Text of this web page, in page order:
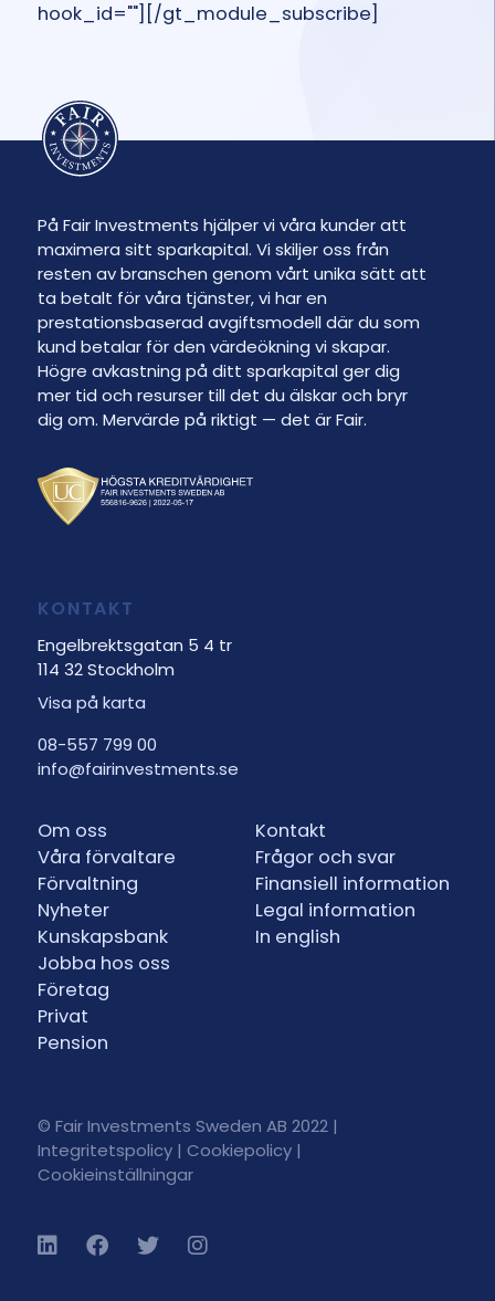
hook_id=""][/gt_module_subscribe]
På Fair Investments hjälper vi våra kunder att
maximera sitt sparkapital. Vi skiljer oss från
resten av branschen genom vårt unika sätt att
ta betalt för våra tjänster, vi har en
prestationsbaserad avgiftsmodell där du som
kund betalar för den värdeökning vi skapar.
Högre avkastning på ditt sparkapital ger dig
mer tid och resurser till det du älskar och bryr
dig om. Mervärde på riktigt — det är Fair.
KONTAKT
Engelbrektsgatan 5 4 tr
114 32 Stockholm
Visa på karta
08-557 799 00
info@fairinvestments.se
Om oss
Våra förvaltare
Förvaltning
Nyheter
Kunskapsbank
Jobba hos oss
Företag
Privat
Pension
Kontakt
Frågor och svar
Finansiell information
Legal information
In english
© Fair Investments Sweden AB 2022 |
Integritetspolicy| Cookiepolicy|
Cookieinställningar